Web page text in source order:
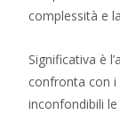
complessità e
Significativa è
confronta con
inconfondibili